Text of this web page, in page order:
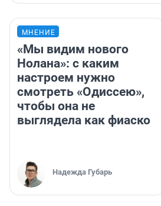
МНЕНИЕ
«Мы видим нового
Нолана»: с каким
настроем нужно
смотреть «Одиссею»,
чтобы она не
выглядела как фиаско
Надежда Губарь